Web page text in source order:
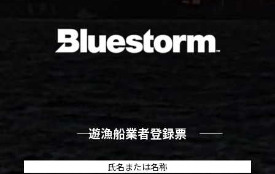
―― 遊漁船業者登録票 ――
氏名または名称